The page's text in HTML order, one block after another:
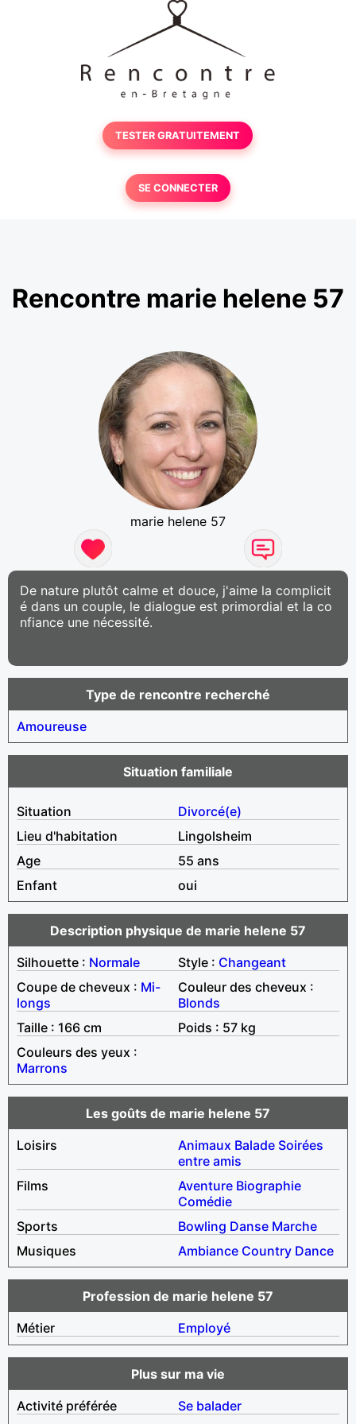
TESTER GRATUITEMENT
SE CONNECTER
Rencontre marie helene 57
marie helene 57
De nature plutôt calme et douce, j'aime la complicit
é dans un couple, le dialogue est primordial et la co
nfiance une nécessité.
Type de rencontre recherché
Amoureuse
Situation familiale
Situation
Divorcé(e)
Lieu d'habitation
Lingolsheim
Age
55 ans
Enfant
oui
Description physique de marie helene 57
Silhouette : Normale Style : Changeant
Coupe de cheveux : Mi-
longs
Couleur des cheveux :
Blonds
Taille : 166 cm
Poids : 57 kg
Couleurs des yeux :
Marrons
Les goûts de marie helene 57
Loisirs
Animaux Balade Soirées
entre amis
Films
Aventure Biographie
Comédie
Sports
Bowling Danse Marche
Musiques
Ambiance Country Dance
Profession de marie helene 57
Métier
Employé
Plus sur ma vie
Activité préférée
Se balader